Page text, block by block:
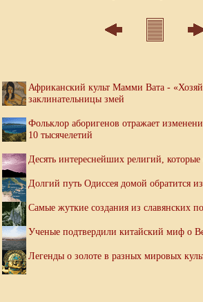
Африканский культ Мамми Вата -
заклинательницы змей
Фольклор аборигенов отражает
10 тысячелетий
Десять интереснейших религий, которые
Долгий путь Одиссея домой обратится
Самые жуткие создания из славянских
Ученые подтвердили китайский миф о
Легенды о золоте в разных мировых